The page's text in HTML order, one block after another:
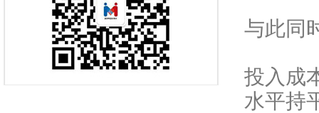
与此同
投入成
水平持